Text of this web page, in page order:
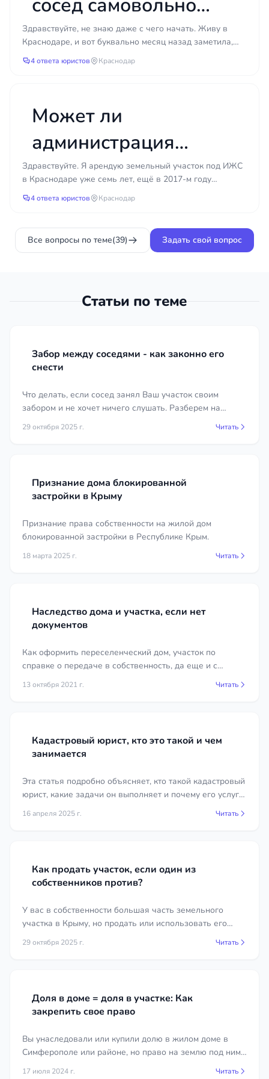
неопределённый статус. Опытный юрист заранее
выявляет слабые места и помогает их устранить,
снижая риски для доверителя.
Документы для решения
чаще всего требуются:
правоустанавливающие документы на
участок — договор, свидетельство,
постановление о предоставлении земли;
выписка из ЕГРН со сведениями о
границах, площади и зарегистрированных
межевой план и материалы кадастрового
учёта;
градостроительные документы —
сведения о категории и виде
заключения по спорным вопросам.
подготовить документы так, чтобы они работали
на вашу позицию.
Сколько стоят услуги земельного
работы и необходимости участия в судебных
заседаниях. Консультация, проверка статуса
участка, сопровождение межевания и
регистрации, обжалование отказа администрации
разному. Простые вопросы по оформлению
Актуальные цены на услуги земельного юриста в
городе Феодосия указаны в карточках
специалистов, что помогает выбрать подходящий
вариант без скрытых платежей.
Особенности оформления земли
законодательству, требуют переоформления по
действующим нормам российского права —
подтверждения ранее возникших прав. Подобные
расхождениями в документах. Юрист по
зарегистрировать право собственности.
Почему стоит обратиться к
земельному юристу
Самостоятельное решение земельного вопроса
поддержка экономит время и силы и позволяет
действовать выверенно с учётом особенностей
вопросам в городе Феодосия разъяснит ваши
права, оценит перспективы и возьмёт на себя
подготовку документов, взаимодействие с
захватил часть моего
участка и поставил
Здравствуйте, не знаю даже с чего начать. Живу в
Краснодаре, и вот буквально месяц назад заметила,
что сосед переставил забор у себя на участке. Выгля...
4 ответа юристов Краснодар
Может ли
администрация
отказать в выкупе
арендованного
участка под ИЖС,
если дом уже
Здравствуйте. Я арендую земельный участок под ИЖС
в Краснодаре уже семь лет, ещё в 2017-м году
заключил договор с администрацией. На этом участке
4 ответа юристов Краснодар
Все вопросы по теме(39) Задать свой вопрос
Статьи по теме
Забор между соседями - как законно его
снести
Что делать, если сосед занял Ваш участок своим
забором и не хочет ничего слушать. Разберем на
примере судебного решения.
29 октября 2025 г. Читать
Признание дома блокированной
застройки в Крыму
Признание права собственности на жилой дом
блокированной застройки в Республике Крым.
18 марта 2025 г. Читать
Наследство дома и участка, если нет
документов
Как оформить переселенческий дом, участок по
справке о передаче в собственность, да еще и с
пропуском срока открытия наследства.
13 октября 2021 г. Читать
Кадастровый юрист, кто это такой и чем
занимается
Эта статья подробно объясняет, кто такой кадастровый
юрист, какие задачи он выполняет и почему его услуги
могут быть полезны. Информация будет интересна
всем, кто хочет разобраться в этой профессии и её
16 апреля 2025 г. Читать
Как продать участок, если один из
собственников против?
У вас в собственности большая часть земельного
участка в Крыму, но продать или использовать его
мешает один из совладельцев с маленькой долей?
Узнайте, как законно выкупить незначительную долю
29 октября 2025 г. Читать
Доля в доме = доля в участке: Как
закрепить свое право
Вы унаследовали или купили долю в жилом доме в
Симферополе или районе, но право на землю под ним
не оформлено? Узнайте, как через суд признать право
17 июля 2024 г. Читать